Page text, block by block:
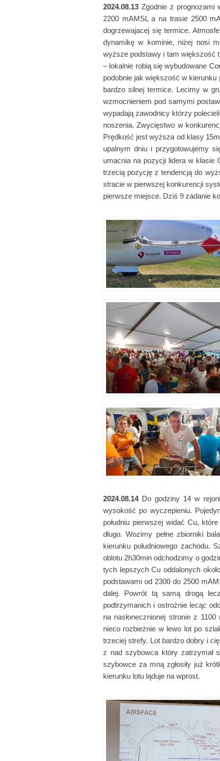
2024.08.13 Zgodnie z prognozami
2200 mAMSL a na trasie 2500
dogrzewajacej się termice.
dynamikę w kominie, niżej nosi
wyższe podstawy i tam większość
– lokalnie robią się wybudowane
podobnie jak większość w kierunku
bardzo silnej termice. Lecimy w
wzmocnieniem pod samymi
wypadają zawodnicy którzy
noszenia. Zwycięstwo w
Prędkość jest wyższa od klasy
upalnym dniu i przygotowujemy
umacnia na pozycji lidera w klasie
trzecią pozycję z tendencją do
stracie w pierwszej konkurencji
pierwsze miejsce. Dziś 9 zadanie
2024.08.14Do godziny 14 w
wysokość po wyczepieniu.
południu pierwszej widać Cu,
długo. Wozimy pełne zbiorniki
kierunku południowego zachodu.
oblotu 2h30min odchodzimy o
tych lepszych Cu oddalonych
podstawami od 2300 do 2500
dalej. Powrót tą samą drogą
podtrzymanich i ostrożnie lecąc
na nasłonecznionej stronie z
nieco rozbieżnie w lewo lot po
trzeciej strefy. Lot bardzo dobry i
z nad szybowca który zatrzymał
szybowce za mną zgłosiły już
kierunku lotu ląduje na wprost.